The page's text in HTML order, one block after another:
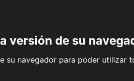
versión de su
su navegador para poder utilizar